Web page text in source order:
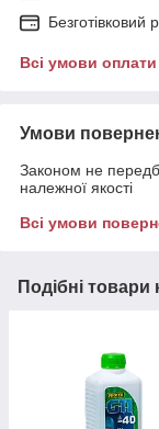
Безготівковий
Всі умови оплати
Умови
Законом не
належної якості
Всі умови
Подібні товари